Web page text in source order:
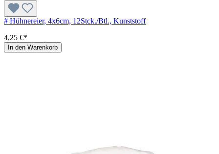
# Hühnereier, 4x6cm, 12Stck./Btl., Kunststoff
4,25 €*
In den Warenkorb